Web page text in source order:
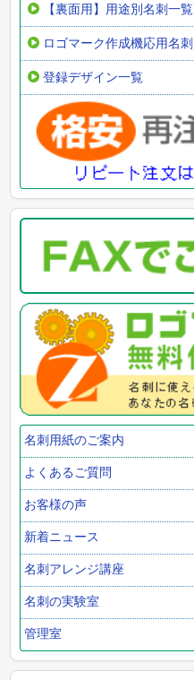
【裏面用】用途別名刺一覧
ロゴマーク作成機応用名刺
登録デザイン一覧
名刺用紙のご案内
よくあるご質問
お客様の声
新着ニュース
名刺アレンジ講座
名刺の実験室
管理室